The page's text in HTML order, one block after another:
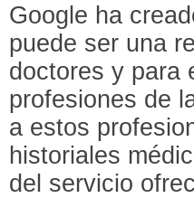
Google ha
puede ser una
doctores y para
profesiones de
a estos
historiales
del servicio